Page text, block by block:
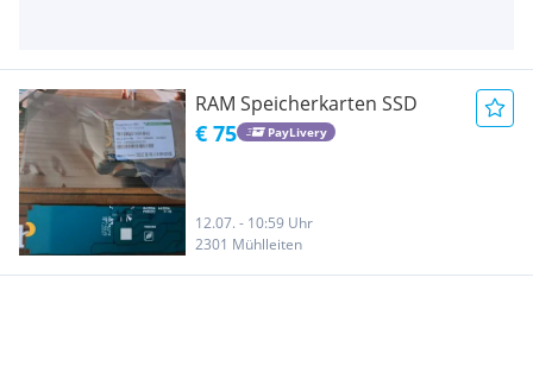
RAM Speicherkarten SSD
€ 75 PayLivery
12.07. - 10:59 Uhr
2301 Mühlleiten